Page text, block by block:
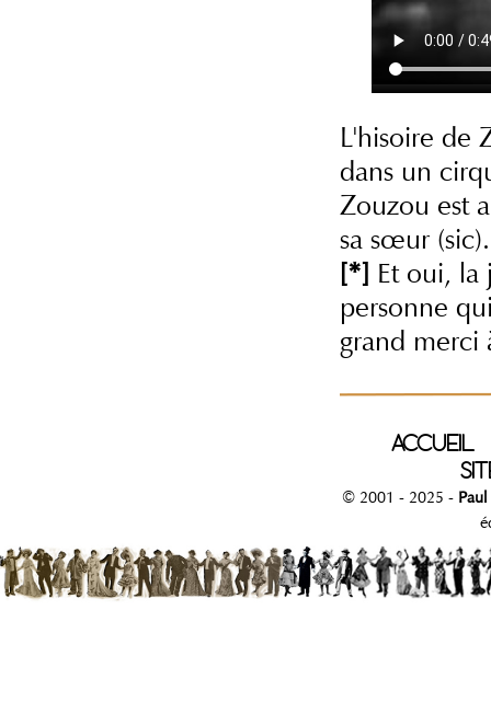
L'hisoire de
dans un
Zouzou est
sa sœur
[*] Et oui, la
personne
grand
ACCUEIL
© 2001 - 2025 -